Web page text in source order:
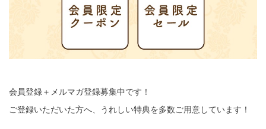
会員登録＋メルマガ登録募集中です！
ご登録いただいた方へ、うれしい特典を多数ご用意しています！